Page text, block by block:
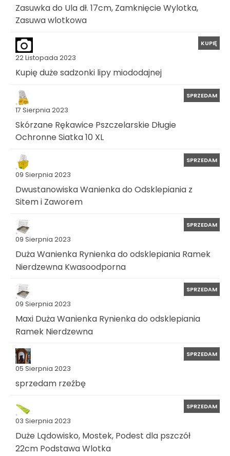
Zasuwka do Ula dł. 17cm, Zamknięcie Wylotka,
Zasuwa wlotkowa
22 Listopada 2023
KUPIĘ
Kupię duże sadzonki lipy miododajnej
17 Sierpnia 2023
SPRZEDAM
Skórzane Rękawice Pszczelarskie Długie
Ochronne Siatka 10 XL
09 Sierpnia 2023
SPRZEDAM
Dwustanowiska Wanienka do Odsklepiania z
Sitem i Zaworem
09 Sierpnia 2023
SPRZEDAM
Duża Wanienka Rynienka do odsklepiania Ramek
Nierdzewna Kwasoodporna
09 Sierpnia 2023
SPRZEDAM
Maxi Duża Wanienka Rynienka do odsklepiania
Ramek Nierdzewna
05 Sierpnia 2023
SPRZEDAM
sprzedam rzeźbę
03 Sierpnia 2023
SPRZEDAM
Duże Lądowisko, Mostek, Podest dla pszczół
22cm Podstawa Wlotka